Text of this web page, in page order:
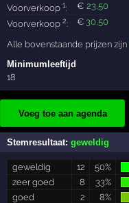
Voorverkoop1: € 23,50
Voorverkoop2: € 30,50
Alle bovenstaande prijzen zijn
Minimumleeftijd
18
Voeg toe aan agenda
Stemresultaat:geweldig
geweldig 12
50%
zeer goed
8
33%
goed
2
8%